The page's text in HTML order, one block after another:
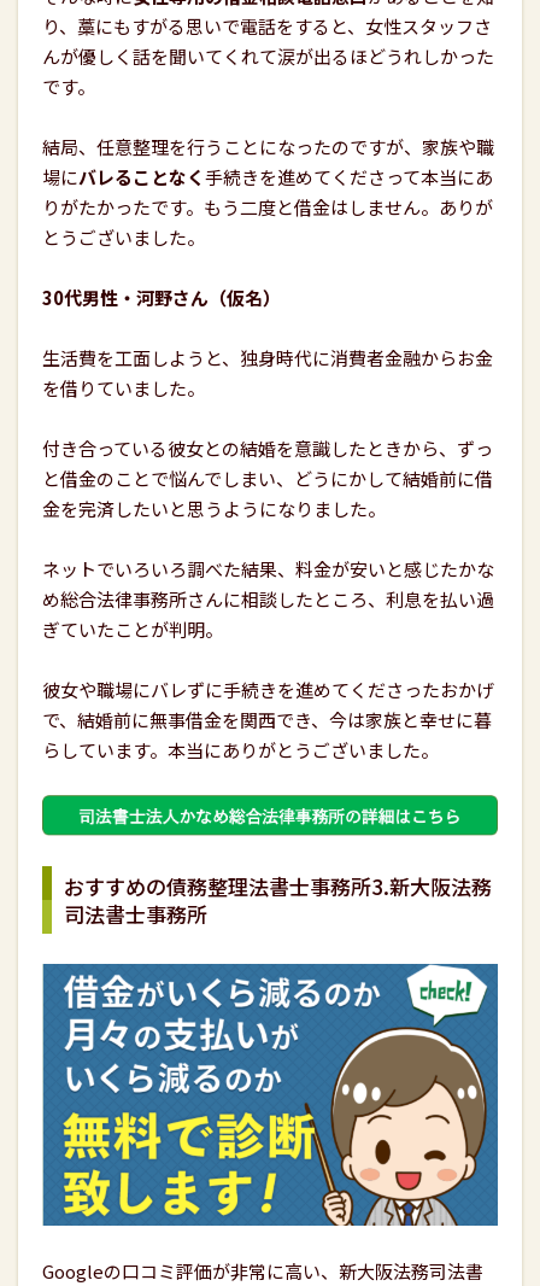
り、藁にもすがる思いで電話をすると、女性スタッフさ
んが優しく話を聞いてくれて涙が出るほどうれしかった
です。
結局、任意整理を行うことになったのですが、家族や職
場にバレることなく手続きを進めてくださって本当にあ
りがたかったです。もう二度と借金はしません。ありが
とうございました。
30代男性・河野さん（仮名）
生活費を工面しようと、独身時代に消費者金融からお金
を借りていました。
付き合っている彼女との結婚を意識したときから、ずっ
と借金のことで悩んでしまい、どうにかして結婚前に借
金を完済したいと思うようになりました。
ネットでいろいろ調べた結果、料金が安いと感じたかな
め総合法律事務所さんに相談したところ、利息を払い過
ぎていたことが判明。
彼女や職場にバレずに手続きを進めてくださったおかげ
で、結婚前に無事借金を関西でき、今は家族と幸せに暮
らしています。本当にありがとうございました。
おすすめの債務整理法書士事務所3.新大阪法務
司法書士事務所
Googleの口コミ評価が非常に高い、新大阪法務司法書